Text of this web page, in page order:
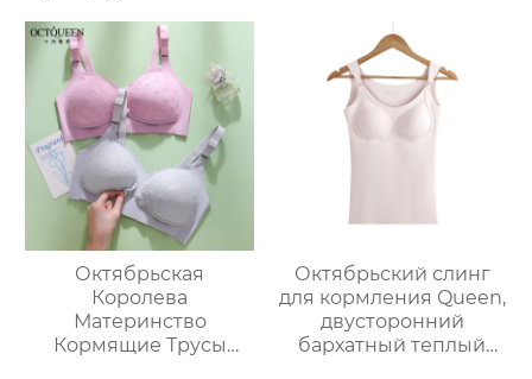
Октябрьская
Королева
Материнство
Кормящие Трусы
Октябрьский слинг
для кормления Queen,
двусторонний
бархатный теплый